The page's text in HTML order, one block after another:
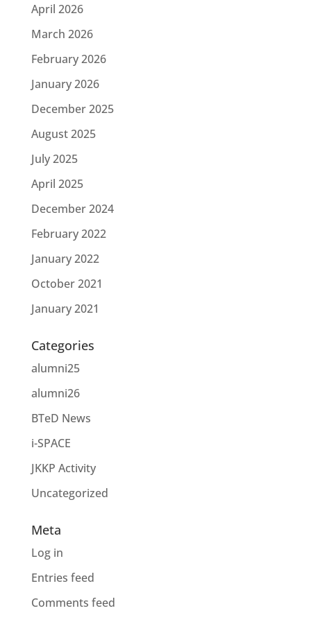
April 2026
March 2026
February 2026
January 2026
December 2025
August 2025
July 2025
April 2025
December 2024
February 2022
January 2022
October 2021
January 2021
Categories
alumni25
alumni26
BTeD News
i-SPACE
JKKP Activity
Uncategorized
Meta
Log in
Entries feed
Comments feed